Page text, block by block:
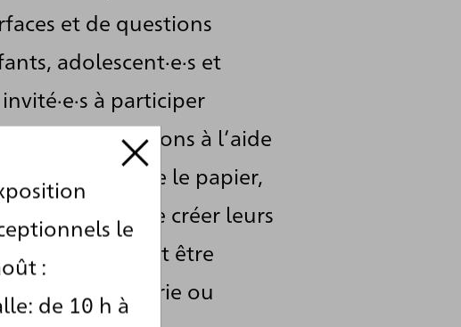
et de questions
adolescent·e·s et
à participer
différentes stations à l’aide
simples tels que le papier,
le fusain, afin de créer leurs
qui pourront être
un mur de galerie ou
le
:
de 10 h à